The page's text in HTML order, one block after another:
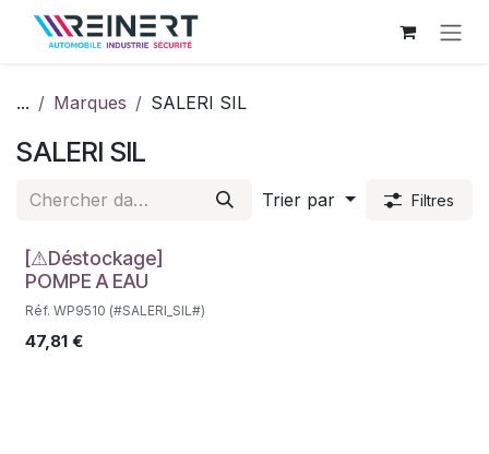
Se rendre au contenu
... Marques SALERI SIL
SALERI SIL
Trier par Filtres
Déstockage
[⚠Déstockage]
POMPE A EAU
Réf. WP9510 (#SALERI_SIL#)
47,81 €